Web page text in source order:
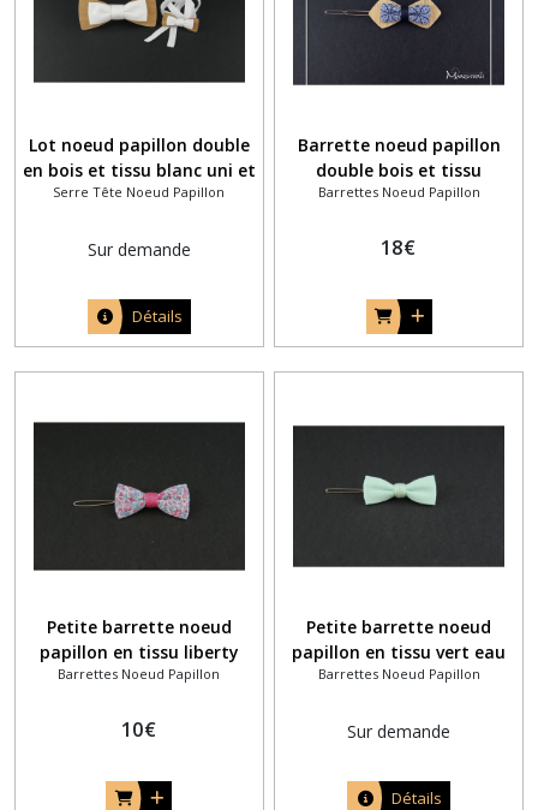
Lot noeud papillon double
en bois et tissu blanc uni et
head band bébé assorti
Serre Tête Noeud Papillon
Sur demande
Détails
Barrette noeud papillon
double bois et tissu
gangatha bleu marine
Barrettes Noeud Papillon
18€
Petite barrette noeud
papillon en tissu liberty
anglais katie et millie rose
Barrettes Noeud Papillon
10€
Petite barrette noeud
papillon en tissu vert eau
uni pour la mariée
Barrettes Noeud Papillon
Sur demande
Détails